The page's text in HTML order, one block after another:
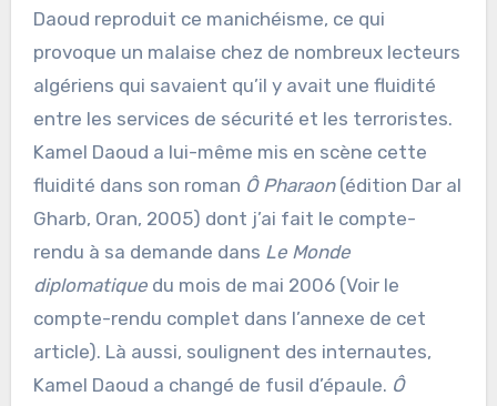
Daoud reproduit ce manichéisme, ce qui
provoque un malaise chez de nombreux lecteurs
algériens qui savaient qu’il y avait une fluidité
entre les services de sécurité et les terroristes.
Kamel Daoud a lui-même mis en scène cette
fluidité dans son roman Ô Pharaon(édition Dar al
Gharb, Oran, 2005) dont j’ai fait le compte-
rendu à sa demande dans Le Monde
diplomatiquedu mois de mai 2006 (Voir le
compte-rendu complet dans l’annexe de cet
article). Là aussi, soulignent des internautes,
Kamel Daoud a changé de fusil d’épaule. Ô